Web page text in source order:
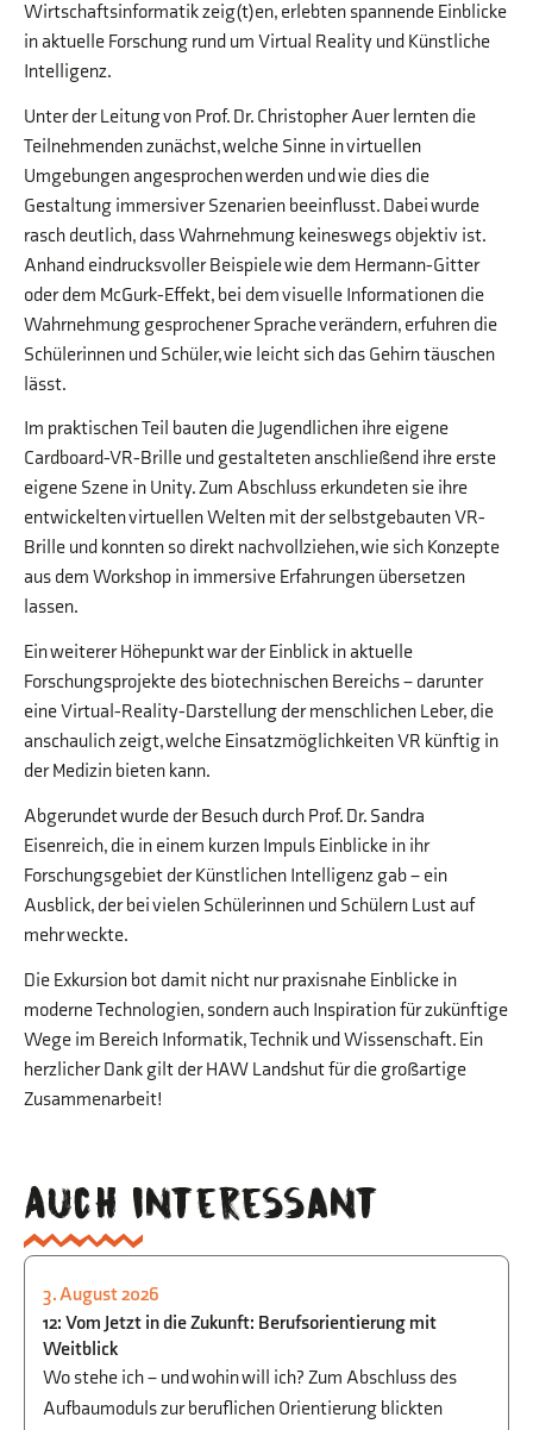
Wirtschaftsinformatik zeig(t)en, erlebten spannende Einblicke
in aktuelle Forschung rund um Virtual Reality und Künstliche
Intelligenz.
Unter der Leitung von Prof. Dr. Christopher Auer lernten die
Teilnehmenden zunächst, welche Sinne in virtuellen
Umgebungen angesprochen werden und wie dies die
Gestaltung immersiver Szenarien beeinflusst. Dabei wurde
rasch deutlich, dass Wahrnehmung keineswegs objektiv ist.
Anhand eindrucksvoller Beispiele wie dem Hermann-Gitter
oder dem McGurk-Effekt, bei dem visuelle Informationen die
Wahrnehmung gesprochener Sprache verändern, erfuhren die
Schülerinnen und Schüler, wie leicht sich das Gehirn täuschen
lässt.
Im praktischen Teil bauten die Jugendlichen ihre eigene
Cardboard-VR-Brille und gestalteten anschließend ihre erste
eigene Szene in Unity. Zum Abschluss erkundeten sie ihre
entwickelten virtuellen Welten mit der selbstgebauten VR-
Brille und konnten so direkt nachvollziehen, wie sich Konzepte
aus dem Workshop in immersive Erfahrungen übersetzen
lassen.
Ein weiterer Höhepunkt war der Einblick in aktuelle
Forschungsprojekte des biotechnischen Bereichs – darunter
eine Virtual-Reality-Darstellung der menschlichen Leber, die
anschaulich zeigt, welche Einsatzmöglichkeiten VR künftig in
der Medizin bieten kann.
Abgerundet wurde der Besuch durch Prof. Dr. Sandra
Eisenreich, die in einem kurzen Impuls Einblicke in ihr
Forschungsgebiet der Künstlichen Intelligenz gab – ein
Ausblick, der bei vielen Schülerinnen und Schülern Lust auf
mehr weckte.
Die Exkursion bot damit nicht nur praxisnahe Einblicke in
moderne Technologien, sondern auch Inspiration für zukünftige
Wege im Bereich Informatik, Technik und Wissenschaft. Ein
herzlicher Dank gilt der HAW Landshut für die großartige
Zusammenarbeit!
Auch interessant
STUDIEN- UND BERUFSORIENTIERUNG
3. August 2026
12: Vom Jetzt in die Zukunft: Berufsorientierung mit
Weitblick
Wo stehe ich – und wohin will ich? Zum Abschluss des
Aufbaumoduls zur beruflichen Orientierung blickten